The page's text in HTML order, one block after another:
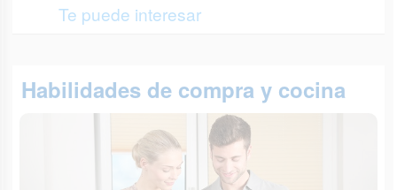
Te puede interesar
Habilidades de compra y cocina